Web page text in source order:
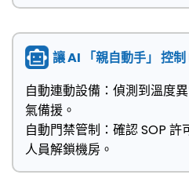
讓 AI 「親自動手」 控
自動連動設備：偵測到溫度
氣備援。
自動門禁管制：確認 SOP
人員解鎖機房。